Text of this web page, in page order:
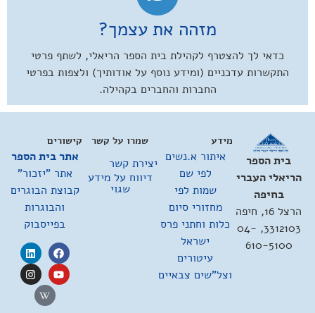
מזהה את עצמך?
כדאי לך להצטרף לקהילת בית הספר הריאלי, לשתף פרטי
התקשרות עדכניים (ומידע נוסף על אודותיך) ולצפות בפרטי
החברות והחברים בקהילה.
בית הספר
הריאלי העברי
בחיפה
הרצל 16, חיפה
3312103, 04-
610-5100
מידע
איתור א.נשים
לפי שם
שמות לפי
מחזורי סיום
כלות וחתני פרס
ישראל
עיטורים
וצל"שים צבאיים
קישורים
אתר בית הספר
אתר "יזכור"
קבוצת הבוגרים
והבוגרות
בפייסבוק
שמרו על קשר
יצירת קשר
דיווח על מידע
שגוי